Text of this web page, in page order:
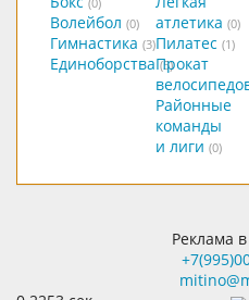
Волейбол (0)
Гимнастика (3)
Единоборства (5)
атлетика (0)
Пилатес (1)
Прокат
Районные
команды
и лиги (0)
Реклама